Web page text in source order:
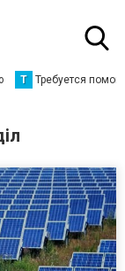
Т Требуется